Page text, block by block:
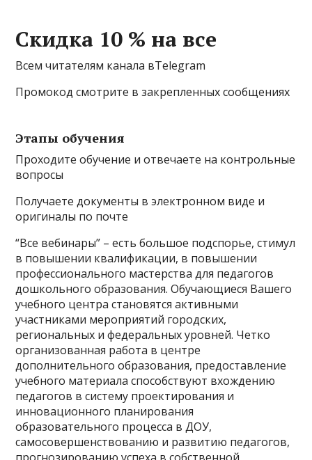
Скидка 10 % на все
Всем читателям канала вTelegram
Промокод смотрите в закрепленных сообщениях
Этапы обучения
Проходите обучение и отвечаете на контрольные
вопросы
Получаете документы в электронном виде и
оригиналы по почте
“Все вебинары” – есть большое подспорье, стимул
в повышении квалификации, в повышении
профессионального мастерства для педагогов
дошкольного образования. Обучающиеся Вашего
учебного центра становятся активными
участниками мероприятий городских,
региональных и федеральных уровней. Четко
организованная работа в центре
дополнительного образования, предоставление
учебного материала способствуют вхождению
педагогов в систему проектирования и
инновационного планирования
образовательного процесса в ДОУ,
самосовершенствованию и развитию педагогов,